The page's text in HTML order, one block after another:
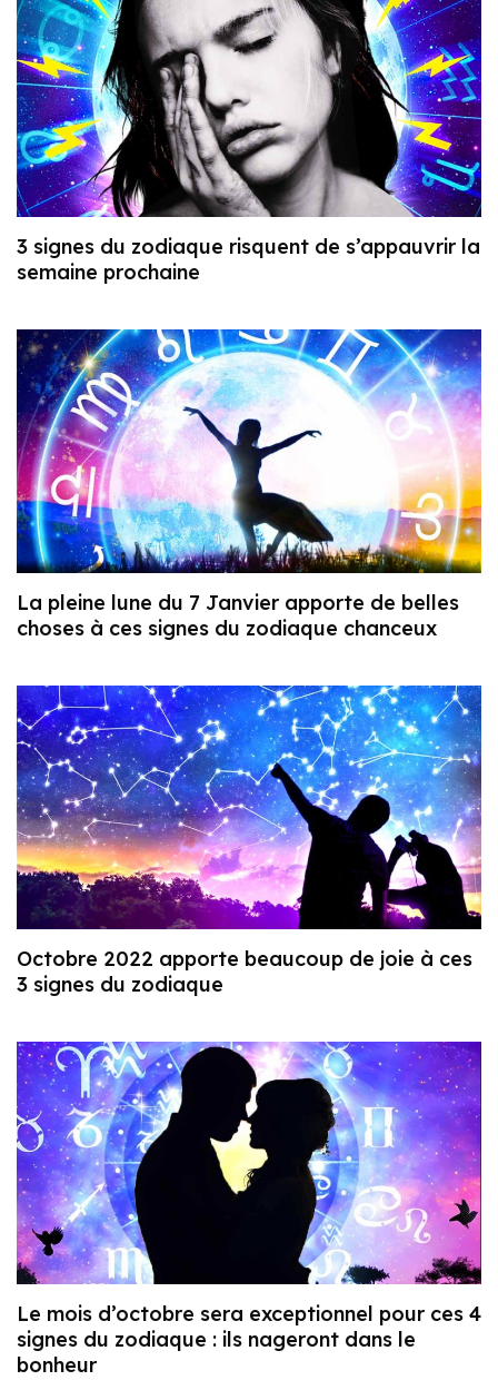
3 signes du zodiaque risquent de s’appauvrir la
semaine prochaine
La pleine lune du 7 Janvier apporte de belles
choses à ces signes du zodiaque chanceux
Octobre 2022 apporte beaucoup de joie à ces
3 signes du zodiaque
Le mois d’octobre sera exceptionnel pour ces 4
signes du zodiaque : ils nageront dans le
bonheur